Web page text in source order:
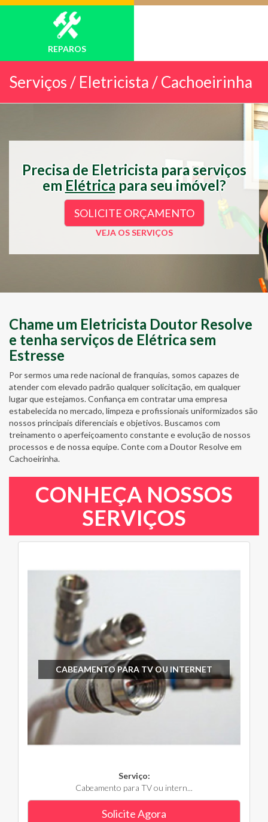
REPAROS
Serviços / Eletricista / Cachoeirinha
Precisa de Eletricista para serviços
em Elétrica para seu imóvel?
SOLICITE ORÇAMENTO
VEJA OS SERVIÇOS
Chame um Eletricista Doutor Resolve
e tenha serviços de Elétrica sem
Estresse
Por sermos uma rede nacional de franquias, somos capazes de
atender com elevado padrão qualquer solicitação, em qualquer
lugar que estejamos. Confiança em contratar uma empresa
estabelecida no mercado, limpeza e profissionais uniformizados são
nossos principais diferenciais e objetivos. Buscamos com
treinamento o aperfeiçoamento constante e evolução de nossos
processos e de nossa equipe. Conte com a Doutor Resolve em
Cachoeirinha.
CONHEÇA NOSSOS
SERVIÇOS
CABEAMENTO PARA TV OU INTERNET
Serviço:
Cabeamento para TV ou intern...
Solicite Agora